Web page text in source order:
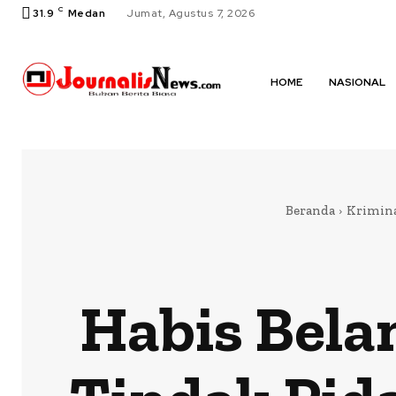
31.9 C Medan Jumat, Agustus 7, 2026
HOME NASIONAL
Beranda
Habis